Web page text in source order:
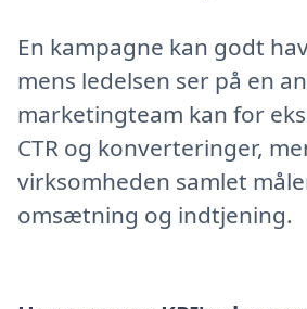
En kampagne kan godt
mens ledelsen ser på en
marketingteam kan for
CTR og konverteringer,
virksomheden samlet
omsætning og indtjening.